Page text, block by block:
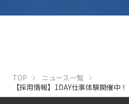
TOP
ニュース一覧
【採用情報】1DAY仕事体験開催中！